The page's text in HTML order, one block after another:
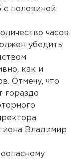
с половиной
часов
убедить
как и
Отмечу, что
гораздо
Владимир